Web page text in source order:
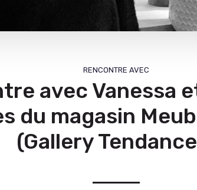
RENCONTRE AVEC
avec Vanessa
du magasin
(Gallery